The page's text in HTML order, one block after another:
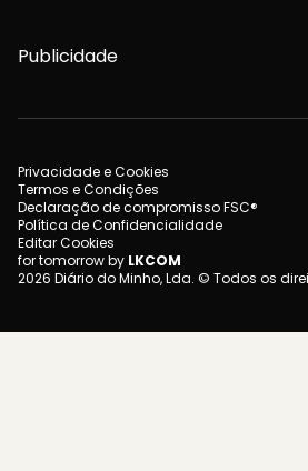
Publicidade
Privacidade e Cookies
Termos e Condições
Declaração de compromisso FSC®
Política de Confidencialidade
Editar Cookies
for tomorrow by LKCOM
2026 Diário do Minho, Lda. © Todos os